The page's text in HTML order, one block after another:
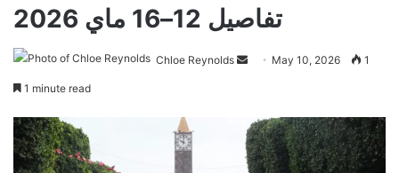
تفاصيل 12–16 ماي 2026
Chloe Reynolds
Send May 10, 2026 1
1 minute read